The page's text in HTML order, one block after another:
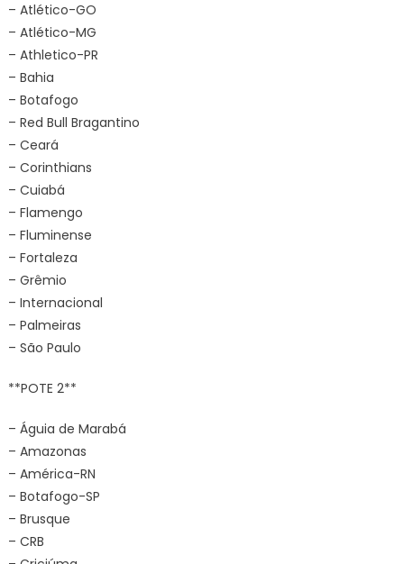
– Atlético-GO
– Atlético-MG
– Athletico-PR
– Bahia
– Botafogo
– Red Bull Bragantino
– Ceará
– Corinthians
– Cuiabá
– Flamengo
– Fluminense
– Fortaleza
– Grêmio
– Internacional
– Palmeiras
– São Paulo
**POTE 2**
– Águia de Marabá
– Amazonas
– América-RN
– Botafogo-SP
– Brusque
– CRB